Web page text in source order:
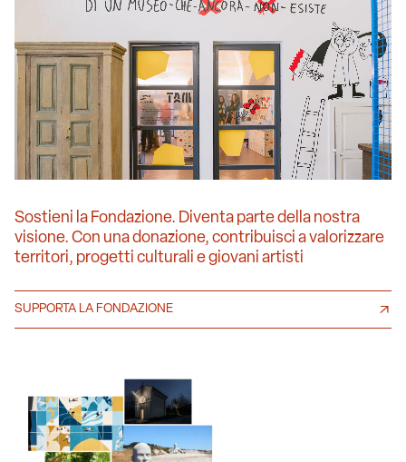
Sostieni la Fondazione. Diventa parte della nostra
visione. Con una donazione, contribuisci a valorizzare
territori, progetti culturali e giovani artisti
SUPPORTA LA FONDAZIONE